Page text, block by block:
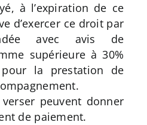
à l’expiration de ce
d’exercer ce droit par
avec avis de
supérieure à 30%
la prestation de
peuvent donner
de paiement.